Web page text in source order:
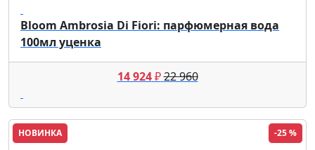
Bloom Ambrosia Di Fiori: парфюмерная вода
100мл уценка
14 924₽22 960
НОВИНКА -25 %
Anna Sui